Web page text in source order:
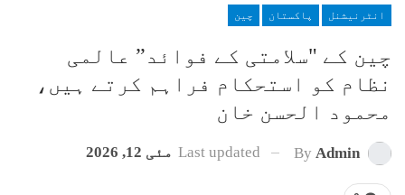
انٹرنیشنل پاکستان چین
چین کے "سلامتی کے فوائد” عالمی
نظام کو استحکام فراہم کرتے ہیں،
محمود الحسن خان
By Admin
Last updated مئی 12, 2026